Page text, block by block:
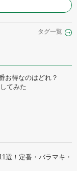
タグ一覧
お得なのはどれ？
てみた
選！定番・バラマキ・